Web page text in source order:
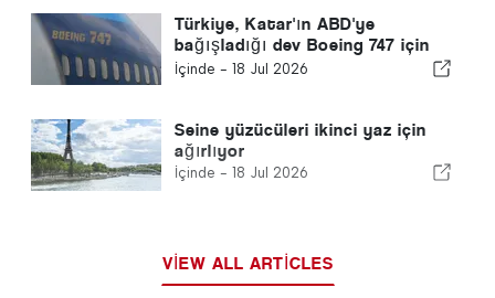
Türkiye, Katar'ın ABD'ye
bağışladığı dev Boeing 747 için
hava üssünü yükseltti
İçinde - 18 Jul 2026
Seine yüzücüleri ikinci yaz için
ağırlıyor
İçinde - 18 Jul 2026
VIEW ALL ARTICLES